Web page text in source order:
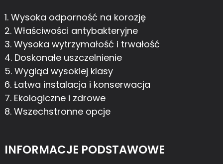
1. Wysoka odporność na korozję
2. Właściwości antybakteryjne
3. Wysoka wytrzymałość i trwałość
4. Doskonałe uszczelnienie
5. Wygląd wysokiej klasy
6. Łatwa instalacja i konserwacja
7. Ekologiczne i zdrowe
8. Wszechstronne opcje
INFORMACJE PODSTAWOWE